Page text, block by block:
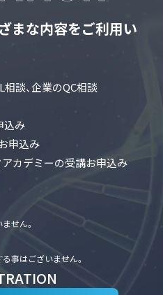
まな内容をご利用い
談、企業のQC相談
込み
申込み
カデミーの受講お申込み
せん。
事はございません。